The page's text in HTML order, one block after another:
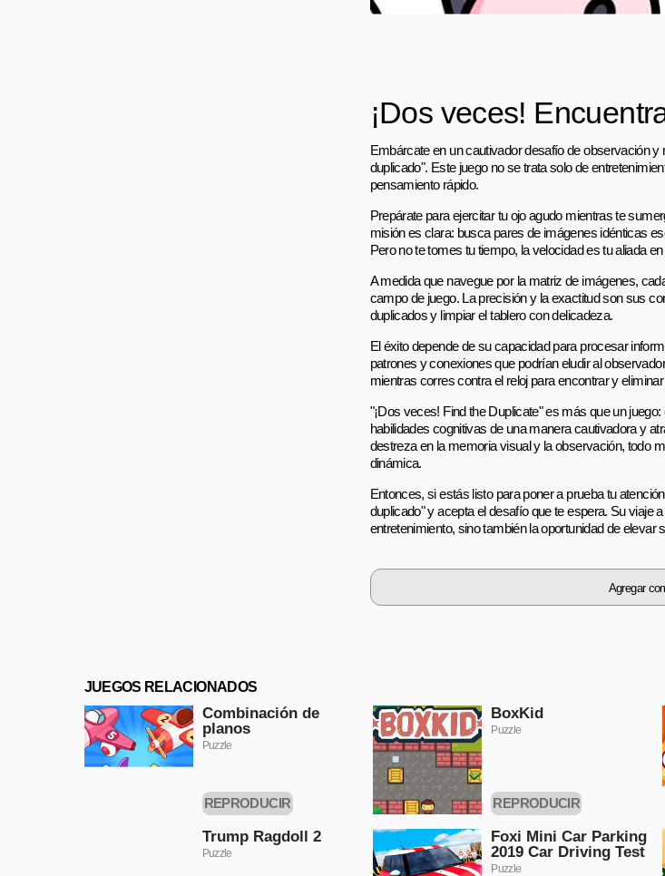
¡Dos veces!
Embárcate en un cautivador desafío de observación
duplicado". Este juego no se trata solo de
pensamiento rápido.
Prepárate para ejercitar tu ojo agudo mientras te
misión es clara: busca pares de imágenes idénticas
Pero no te tomes tu tiempo, la velocidad es tu aliada
A medida que navegue por la matriz de imágenes,
campo de juego. La precisión y la exactitud son sus
duplicados y limpiar el tablero con delicadeza.
El éxito depende de su capacidad para procesar
patrones y conexiones que podrían eludir al
mientras corres contra el reloj para encontrar y
"¡Dos veces! Find the Duplicate" es más que un
habilidades cognitivas de una manera cautivadora y
destreza en la memoria visual y la observación, todo
dinámica.
Entonces, si estás listo para poner a prueba tu
duplicado" y acepta el desafío que te espera. Su viaje
entretenimiento, sino también la oportunidad de
Agregar
JUEGOS RELACIONADOS
Combinación de
planos
Puzzle
REPRODUCIR
BoxKid
Puzzle
REPRODUCIR
Trump Ragdoll 2
Puzzle
Foxi Mini Car Parking
2019 Car Driving Test
Puzzle